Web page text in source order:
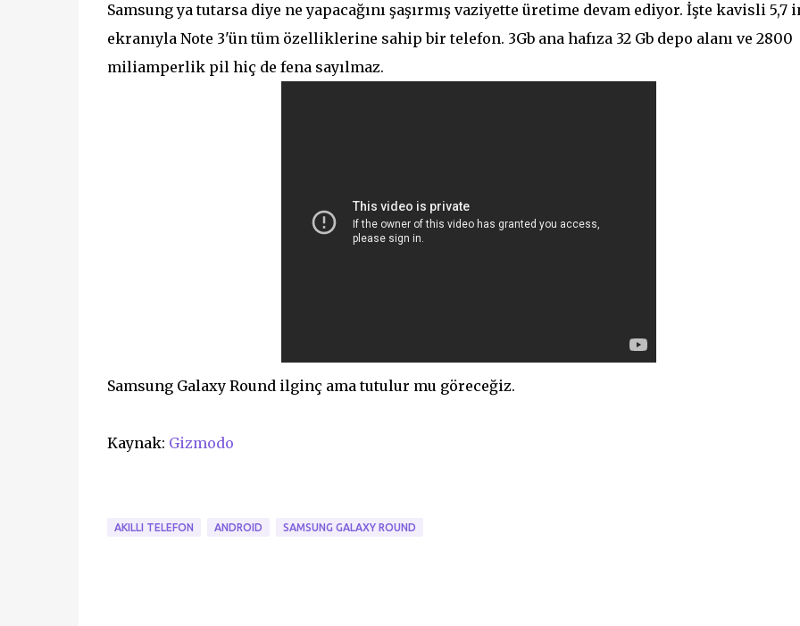
Samsung ya tutarsa diye ne yapacağını şaşırmış vaziyette üretime devam ediyor. İşte kavisli 5,7
ekranıyla Note 3'ün tüm özelliklerine sahip bir telefon. 3Gb ana hafıza 32 Gb depo alanı ve 2800
miliamperlik pil hiç de fena sayılmaz.
Samsung Galaxy Round ilginç ama tutulur mu göreceğiz.
Kaynak: Gizmodo
AKILLI TELEFON ANDROID SAMSUNG GALAXY ROUND